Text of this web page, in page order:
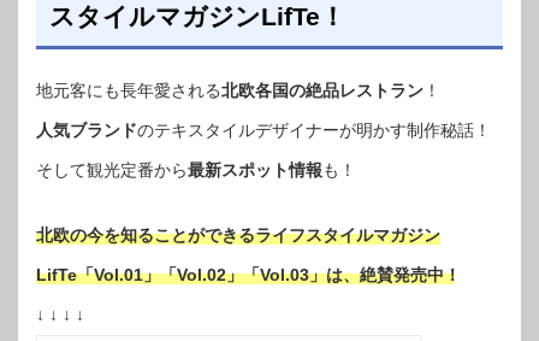
スタイルマガジンLifTe！
地元客にも長年愛される北欧各国の絶品レストラン ！
人気ブランドのテキスタイルデザイナーが明かす制作秘話！
そして観光定番から最新スポット情報も！
北欧の今を知ることができるライフスタイルマガジン
LifTe「Vol.01」「Vol.02」「Vol.03」は、絶賛発売中！
↓ ↓ ↓ ↓